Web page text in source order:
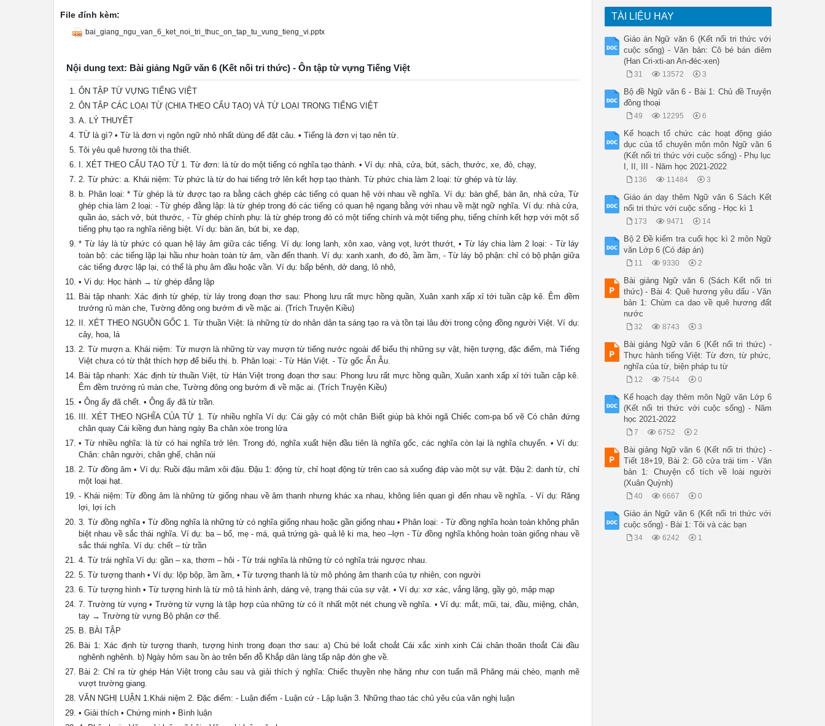
File đính kèm:
bai_giang_ngu_van_6_ket_noi_tri_thuc_on_tap_tu_vung_tieng_vi.pptx
Nội dung text: Bài giảng Ngữ văn 6 (Kết nối tri thức) - Ôn tập từ vựng Tiếng Việt
ÔN TẬP TỪ VỰNG TIẾNG VIỆT
ÔN TẬP CÁC LOẠI TỪ (CHIA THEO CẤU TẠO) VÀ TỪ LOẠI TRONG TIẾNG VIỆT
A. LÝ THUYẾT
TỪ là gì? • Từ là đơn vị ngôn ngữ nhỏ nhất dùng để đặt câu. • Tiếng là đơn vị tạo nên từ.
Tôi yêu quê hương tôi tha thiết.
I. XÉT THEO CẤU TẠO TỪ 1. Từ đơn: là từ do một tiếng có nghĩa tạo thành. • Ví dụ: nhà, cửa, bút, sách, thước, xe, đỏ, chạy,
2. Từ phức: a. Khái niệm: Từ phức là từ do hai tiếng trở lên kết hợp tạo thành. Từ phức chia làm 2 loại: từ ghép và từ láy.
b. Phân loại: * Từ ghép là từ được tạo ra bằng cách ghép các tiếng có quan hệ với nhau về nghĩa. Ví dụ: bàn ghế, bàn ăn, nhà cửa, Từ
ghép chia làm 2 loại: - Từ ghép đằng lập: là từ ghép trong đó các tiếng có quan hệ ngang bằng với nhau về mặt ngữ nghĩa. Ví dụ: nhà cửa,
quần áo, sách vở, bút thước, - Từ ghép chính phụ: là từ ghép trong đó có một tiếng chính và một tiếng phụ, tiếng chính kết hợp với một số
tiếng phụ tạo ra nghĩa riêng biệt. Ví dụ: bàn ăn, bút bi, xe đạp,
* Từ láy là từ phức có quan hệ láy âm giữa các tiếng. Ví dụ: long lanh, xôn xao, vàng vọt, lướt thướt, • Từ láy chia làm 2 loại: - Từ láy
toàn bộ: các tiếng lặp lại hầu như hoàn toàn từ âm, vần đến thanh. Ví dụ: xanh xanh, đo đỏ, ầm ầm, - Từ láy bộ phận: chỉ có bộ phận giữa
các tiếng được lặp lại, có thể là phụ âm đầu hoặc vần. Ví dụ: bấp bênh, dở dang, lô nhô,
• Vi dụ: Học hành → từ ghép đẳng lập
Bài tập nhanh: Xác định từ ghép, từ láy trong đoạn thơ sau: Phong lưu rất mực hồng quần, Xuân xanh xấp xỉ tới tuần cập kê. Êm đềm
trướng rủ màn che, Tường đông ong bướm đi về mặc ai. (Trích Truyện Kiều)
II. XÉT THEO NGUỒN GỐC 1. Từ thuần Việt: là những từ do nhân dân ta sáng tạo ra và tồn tại lâu đời trong cộng đồng người Việt. Ví dụ:
cây, hoa, lá
2. Từ mượn a. Khái niệm: Từ mượn là những từ vay mượn từ tiếng nước ngoài để biểu thị những sự vật, hiện tượng, đặc điểm, mà Tiếng
Việt chưa có từ thật thích hợp để biểu thị. b. Phân loại: - Từ Hán Việt. - Từ gốc Ấn Âu.
Bài tập nhanh: Xác định từ thuần Việt, từ Hán Việt trong đoạn thơ sau: Phong lưu rất mực hồng quần, Xuân xanh xấp xỉ tới tuần cập kê.
Êm đềm trướng rủ màn che, Tường đông ong bướm đi về mặc ai. (Trích Truyện Kiều)
• Ông ấy đã chết. • Ông ấy đã từ trần.
III. XÉT THEO NGHĨA CỦA TỪ 1. Từ nhiều nghĩa Ví dụ: Cái gậy có một chân Biết giúp bà khỏi ngã Chiếc com-pa bố vẽ Có chân đứng
chân quay Cái kiềng đun hàng ngày Ba chân xòe trong lửa
• Từ nhiều nghĩa: là từ có hai nghĩa trở lên. Trong đó, nghĩa xuất hiện đầu tiên là nghĩa gốc, các nghĩa còn lại là nghĩa chuyển. • Ví dụ:
Chân: chân người, chân ghế, chân núi
2. Từ đồng âm • Ví dụ: Ruồi đậu mâm xôi đậu. Đậu 1: động từ, chỉ hoạt động từ trên cao sà xuống đáp vào một sự vật. Đậu 2: danh từ, chỉ
một loại hạt.
- Khái niệm: Từ đồng âm là những từ giống nhau về âm thanh nhưng khác xa nhau, không liên quan gì đến nhau về nghĩa. - Ví dụ: Răng
lợi, lợi ích
3. Từ đồng nghĩa • Từ đồng nghĩa là những từ có nghĩa giống nhau hoặc gần giống nhau • Phân loại: - Từ đồng nghĩa hoàn toàn không phân
biệt nhau về sắc thái nghĩa. Ví dụ: ba – bố, mẹ - má, quả trứng gà- quả lê ki ma, heo –lợn - Từ đồng nghĩa không hoàn toàn giống nhau về
sắc thái nghĩa. Ví dụ: chết – từ trần
4. Từ trái nghĩa Ví dụ: gần – xa, thơm – hôi - Từ trái nghĩa là những từ có nghĩa trái ngược nhau.
5. Từ tượng thanh • Ví dụ: lộp bộp, ầm ầm, • Từ tượng thanh là từ mô phỏng âm thanh của tự nhiên, con người
6. Từ tượng hình • Từ tượng hình là từ mô tả hình ảnh, dáng vẻ, trạng thái của sự vật. • Ví dụ: xơ xác, vắng lặng, gầy gò, mập mạp
7. Trường từ vựng • Trường từ vựng là tập hợp của những từ có ít nhất một nét chung về nghĩa. • Ví dụ: mắt, mũi, tai, đầu, miệng, chân,
tay → Trường từ vựng Bộ phận cơ thể.
B. BÀI TẬP
Bài 1: Xác định từ tượng thanh, tượng hình trong đoạn thơ sau: a) Chú bé loắt choắt Cái xắc xinh xinh Cái chân thoăn thoắt Cái đầu
nghênh nghênh. b) Ngày hôm sau ồn ào trên bến đỗ Khắp dân làng tấp nập đón ghe về.
Bài 2: Chỉ ra từ ghép Hán Việt trong câu sau và giải thích ý nghĩa: Chiếc thuyền nhẹ hăng như con tuấn mã Phăng mái chèo, mạnh mẽ
vượt trường giang.
VĂN NGHỊ LUẬN 1.Khái niệm 2. Đặc điểm: - Luận điểm - Luận cứ - Lập luận 3. Những thao tác chủ yêu của văn nghị luận
• Giải thích • Chứng minh • Bình luận
TÀI LIỆU HAY
Giáo án Ngữ văn 6 (Kết nối tri thức với
cuộc sống) - Văn bản: Cô bé bán diêm
(Han Cri-xti-an An-đéc-xen)
31 13572 3
Bộ đề Ngữ văn 6 - Bài 1: Chủ đề Truyện
đồng thoại
49 12295 6
Kế hoạch tổ chức các hoạt động giáo
dục của tổ chuyên môn môn Ngữ văn 6
(Kết nối tri thức với cuộc sống) - Phụ lục
I, II, III - Năm học 2021-2022
136 11484 3
Giáo án dạy thêm Ngữ văn 6 Sách Kết
nối tri thức với cuộc sống - Học kì 1
173 9471 14
Bộ 2 Đề kiểm tra cuối học kì 2 môn Ngữ
văn Lớp 6 (Có đáp án)
11 9330 2
Bài giảng Ngữ văn 6 (Sách Kết nối tri
thức) - Bài 4: Quê hương yêu dấu - Văn
bản 1: Chùm ca dao về quê hương đất
nước
32 8743 3
Bài giảng Ngữ văn 6 (Kết nối tri thức) -
Thực hành tiếng Việt: Từ đơn, từ phức,
nghĩa của từ, biện pháp tu từ
12 7544 0
Kế hoạch dạy thêm môn Ngữ văn Lớp 6
(Kết nối tri thức với cuộc sống) - Năm
học 2021-2022
7 6752 2
Bài giảng Ngữ văn 6 (Kết nối tri thức) -
Tiết 18+19, Bài 2: Gõ cửa trái tim - Văn
bản 1: Chuyện cổ tích về loài người
(Xuân Quỳnh)
40 6667 0
Giáo án Ngữ văn 6 (Kết nối tri thức với
cuộc sống) - Bài 1: Tôi và các bạn
34 6242 1